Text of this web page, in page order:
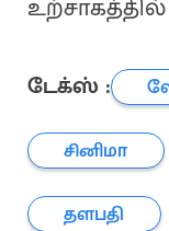
டேக்ஸ் :
சினிமா
தளபதி